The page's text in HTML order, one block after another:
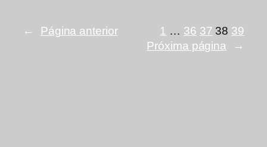
← Página anterior 1 … 36 37 38 39
Próxima página
→